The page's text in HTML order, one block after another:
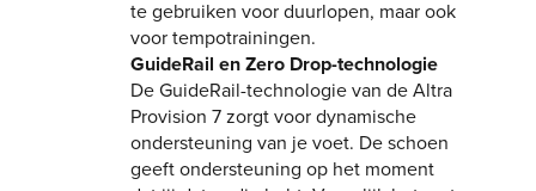
te gebruiken voor duurlopen, maar ook
voor tempotrainingen.
GuideRail en Zero Drop-technologie
De GuideRail-technologie van de Altra
Provision 7 zorgt voor dynamische
ondersteuning van je voet. De schoen
geeft ondersteuning op het moment